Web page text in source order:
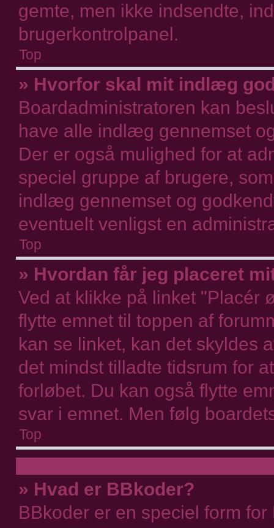
gemte, men ikke indsendte,
brugerkontrolpanel.
Top
» Hvorfor skal mit indlæg
Boardadministratoren kan
have alle indlæg gennemset
Der er også mulighed for at
speciel gruppe af brugere,
indlæg gennemset og
eventuelt venligst en
Top
» Hvordan får jeg placeret
Ved at klikke på linket "Placér
flytte emnet til toppen af
kan se linket, kan det skyldes
det mindst tilladte tidsrum for
forløbet. Du kan også flytte
svar i emnet. Men følg
Top
» Hvad er BBkoder?
BBkoder er en speciel form